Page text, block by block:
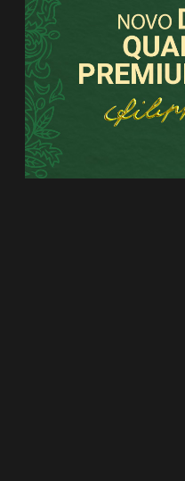
O
Filippo Berio
orgulhoso da
azeites. Trabalhou
que cada garrafa
azeitonas
“testado e
padrões de
aplicados em cada
produção, que é
de vanguarda da